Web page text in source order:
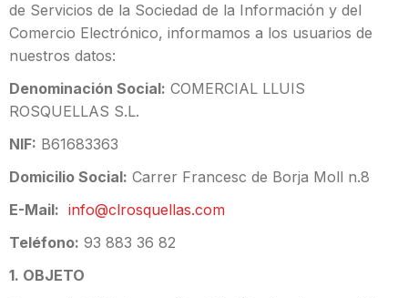
de Servicios de la Sociedad de la Información y del
Comercio Electrónico, informamos a los usuarios de
nuestros datos:
Denominación Social: COMERCIAL LLUIS
ROSQUELLAS S.L.
NIF: B61683363
Domicilio Social: Carrer Francesc de Borja Moll n.8
E-Mail: info@clrosquellas.com
Teléfono: 93 883 36 82
1. OBJETO